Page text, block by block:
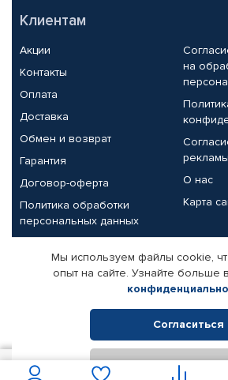
Клиентам
Акции
Контакты
Оплата
Доставка
Обмен и возврат
Гарантия
Договор-оферта
Политика обработки
персональных данных
на
рекламы
О нас
Карта
Партнерам
Корпоративным клиентам
Поставщикам
© КАМАЗ ЦЕНТР ДОНЕЦК, 2015-2026. Все
Мы используем файлы cookie,
опыт на сайте. Узнайте больше
Согласиться
Отклонить